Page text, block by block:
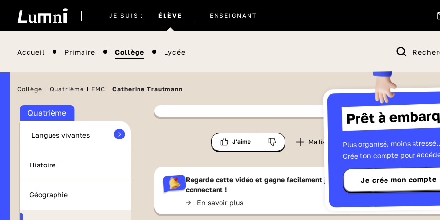
JE SUIS : ÉLÈVE
actuel
ENSEIGNANT
Accueil Primaire Collège Lycée
Prêt à
Plus organisé, moins
Crée ton compte pour
Je crée mon compte
Collège Quatrième EMC Catherine Trautmann
Quatrième
Maths
Langues vivantes
Histoire
Géographie
Contenu proposé par
France Télévisions
J'aime Ma liste Partager
Regarde cette vidéo et gagne facilement jusqu'à 15 Lumnizen te
connectant !
-> En savoir plus